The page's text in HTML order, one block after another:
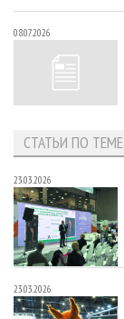
08.07.2026
СТАТЬИ ПО ТЕМЕ
23.03.2026
23.03.2026